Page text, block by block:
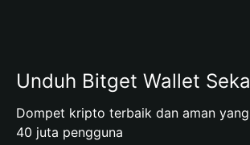
Unduh Bitget Wallet
Dompet kripto terbaik dan aman
40 juta pengguna